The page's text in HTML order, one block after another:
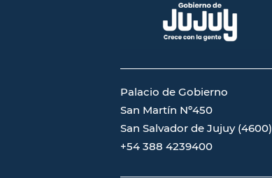
Palacio de Gobierno
San Martín Nº450
San Salvador de Jujuy (4600)
+54 388 4239400